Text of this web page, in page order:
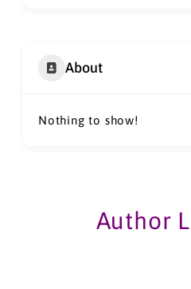
About
Nothing to show!
Author